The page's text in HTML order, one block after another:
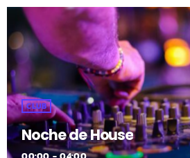
CLUB
Noche de House